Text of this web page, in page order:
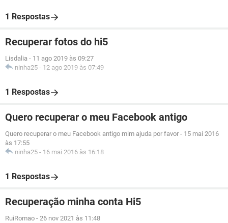
1 Respostas
Recuperar fotos do hi5
Lisdalia - 11 ago 2019 às 09:27
ninha25 - 12 ago 2019 às 07:49
1 Respostas
Quero recuperar o meu Facebook antigo
Quero recuperar o meu Facebook antigo mim ajuda por favor - 15 mai 2016
às 17:55
ninha25 - 16 mai 2016 às 16:18
1 Respostas
Recuperação minha conta Hi5
RuiRomao - 26 nov 2021 às 11:48